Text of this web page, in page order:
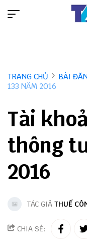
TRANG CHỦ BÀI
133 NĂM 2016
Tài
thông
2016
TÁC GIẢ THUẾ
CHIA SẺ: